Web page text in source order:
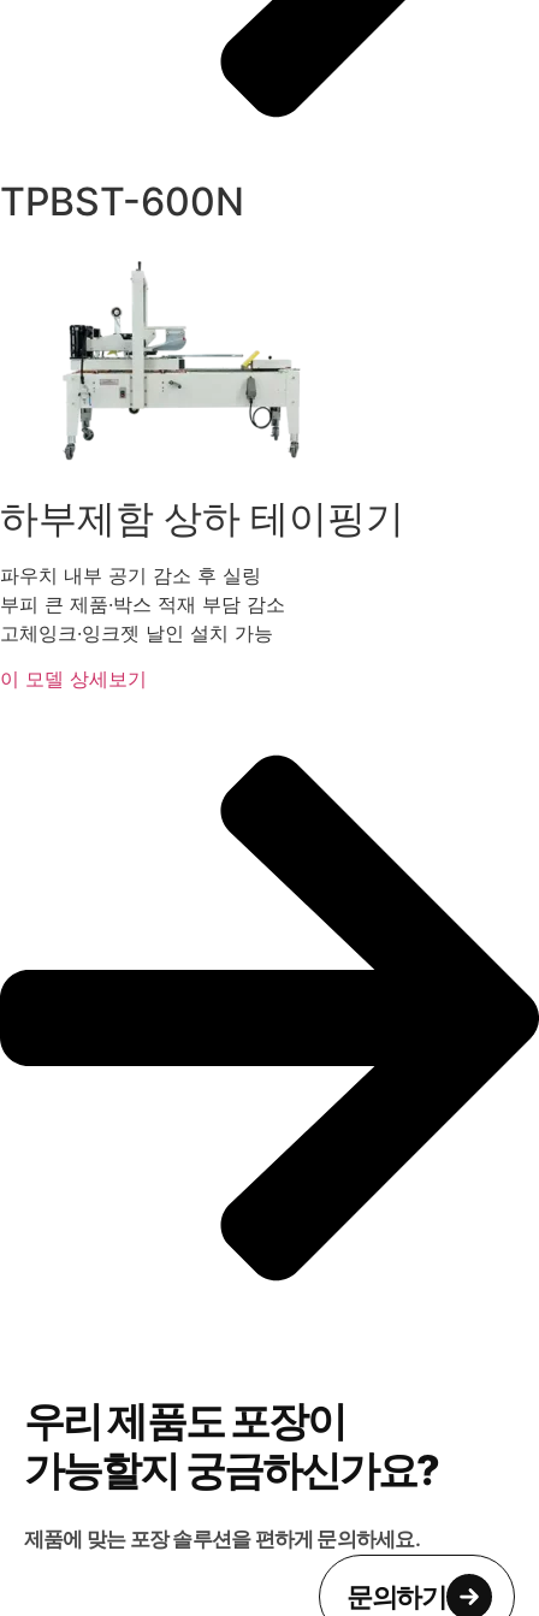
TPBST-600N
하부제함 상하 테이핑기
파우치 내부 공기 감소 후 실링
부피 큰 제품·박스 적재 부담 감소
고체잉크·잉크젯 날인 설치 가능
이 모델 상세보기
우리 제품도 포장이
가능할지 궁금하신가요?
제품에 맞는 포장 솔루션을 편하게 문의하세요.
문의하기